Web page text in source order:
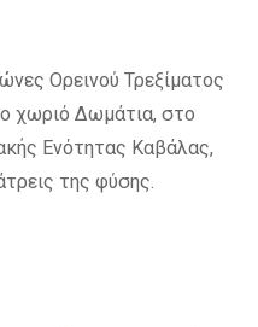
Ορεινού Τρεξίματος
χωριό Δωμάτια, στο
Ενότητας Καβάλας,
της φύσης.